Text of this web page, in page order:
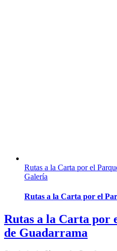
Rutas a la Carta por el
Galería
Rutas a la Carta por el
Rutas a la Carta por
de Guadarrama